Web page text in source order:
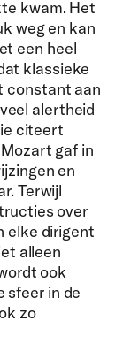
kwam. Het
weg en kan
een heel
klassieke
constant aan
alertheid
citeert
gaf in
en
Terwijl
over
elke dirigent
alleen
ook
sfeer in de
zo